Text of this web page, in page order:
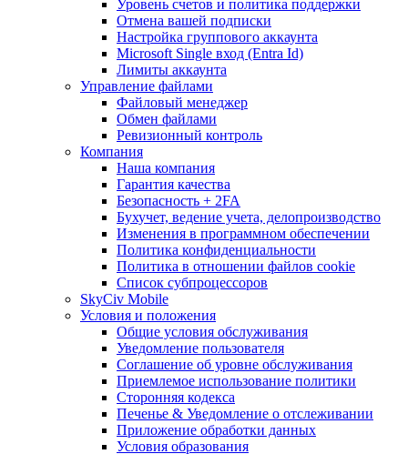
Уровень счетов и политика поддержки
Отмена вашей подписки
Настройка группового аккаунта
Microsoft Single вход (Entra Id)
Лимиты аккаунта
Управление файлами
Файловый менеджер
Обмен файлами
Ревизионный контроль
Компания
Наша компания
Гарантия качества
Безопасность + 2FA
Бухучет, ведение учета, делопроизводство
Изменения в программном обеспечении
Политика конфиденциальности
Политика в отношении файлов cookie
Список субпроцессоров
SkyCiv Mobile
Условия и положения
Общие условия обслуживания
Уведомление пользователя
Соглашение об уровне обслуживания
Приемлемое использование политики
Сторонняя кодекса
Печенье & Уведомление о отслеживании
Приложение обработки данных
Условия образования